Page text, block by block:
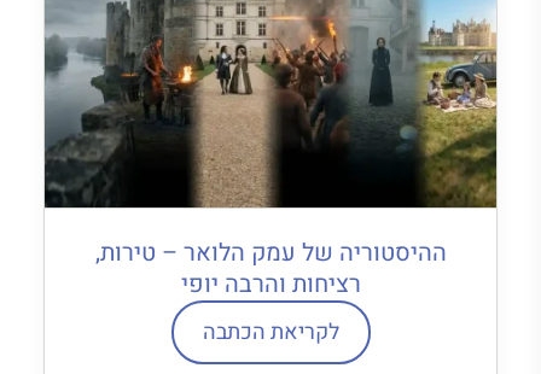
ההיסטוריה של עמק הלואר – טירות,
רציחות והרבה יופי
לקריאת הכתבה